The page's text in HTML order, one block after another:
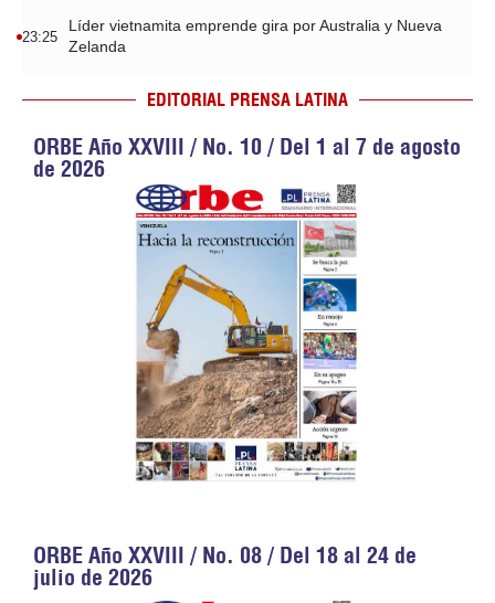
23:25
Líder vietnamita emprende gira por Australia y Nueva
Zelanda
EDITORIAL PRENSA LATINA
ORBE Año XXVIII / No. 10 / Del 1 al 7 de agosto
de 2026
ORBE Año XXVIII / No. 08 / Del 18 al 24 de
julio de 2026